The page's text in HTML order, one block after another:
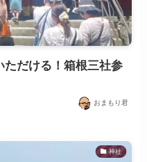
ただける！箱根三社参
おまもり君
神社